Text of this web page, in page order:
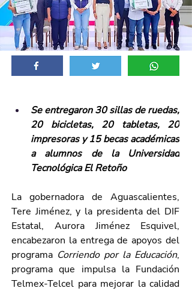
Se entregaron 30 sillas de ruedas,
20 bicicletas, 20 tabletas, 20
impresoras y 15 becas académicas
a alumnos de la Universidad
Tecnológica El Retoño
La gobernadora de Aguascalientes,
Tere Jiménez, y la presidenta del DIF
Estatal, Aurora Jiménez Esquivel,
encabezaron la entrega de apoyos del
programa Corriendo por la Educación,
programa que impulsa la Fundación
Telmex-Telcel para mejorar la calidad